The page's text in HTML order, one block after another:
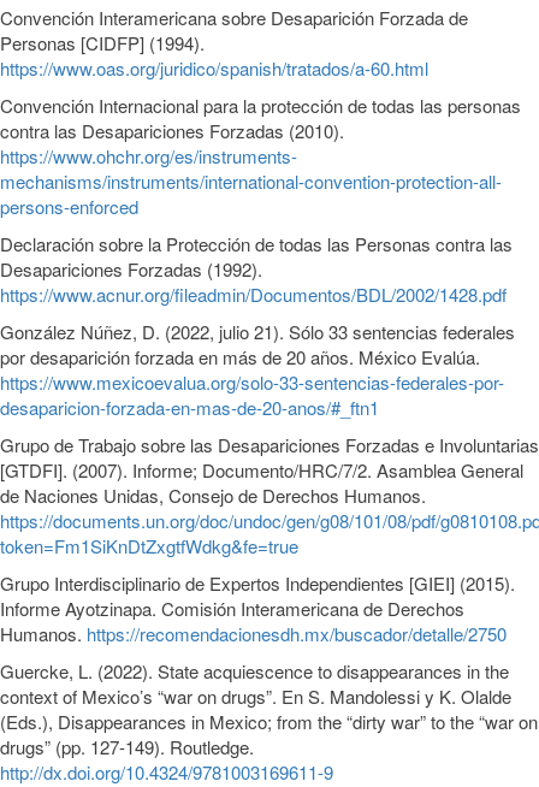
Convención Interamericana sobre Desaparición Forzada de
Personas [CIDFP] (1994).
https://www.oas.org/juridico/spanish/tratados/a-60.html
Convención Internacional para la protección de todas las personas
contra las Desapariciones Forzadas (2010).
https://www.ohchr.org/es/instruments-
mechanisms/instruments/international-convention-protection-all-
persons-enforced
Declaración sobre la Protección de todas las Personas contra las
Desapariciones Forzadas (1992).
https://www.acnur.org/fileadmin/Documentos/BDL/2002/1428.pdf
González Núñez, D. (2022, julio 21). Sólo 33 sentencias federales
por desaparición forzada en más de 20 años. México Evalúa.
https://www.mexicoevalua.org/solo-33-sentencias-federales-por-
desaparicion-forzada-en-mas-de-20-anos/#_ftn1
Grupo de Trabajo sobre las Desapariciones Forzadas e Involuntarias
[GTDFI]. (2007). Informe; Documento/HRC/7/2. Asamblea General
de Naciones Unidas, Consejo de Derechos Humanos.
https://documents.un.org/doc/undoc/gen/g08/101/08/pdf/
token=Fm1SiKnDtZxgtfWdkg&fe=true
Grupo Interdisciplinario de Expertos Independientes [GIEI] (2015).
Informe Ayotzinapa. Comisión Interamericana de Derechos
Humanos. https://recomendacionesdh.mx/buscador/detalle/2750
Guercke, L. (2022). State acquiescence to disappearances in the
context of Mexico’s “war on drugs”. En S. Mandolessi y K. Olalde
(Eds.), Disappearances in Mexico; from the “dirty war” to the “war on
drugs” (pp. 127-149). Routledge.
http://dx.doi.org/10.4324/9781003169611-9